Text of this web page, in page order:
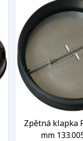
Zpětná klapka
mm